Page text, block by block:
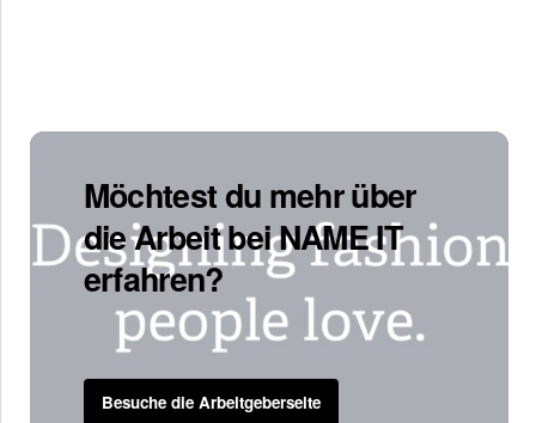
Möchtest du mehr über
die Arbeit bei NAME IT
erfahren?
Besuche die Arbeitgeberseite